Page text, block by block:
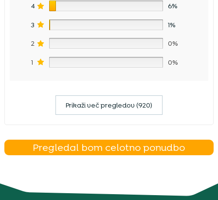
4 6%
3 1%
2 0%
1 0%
Prikaži več pregledov (920)
Pregledal bom celotno ponudbo